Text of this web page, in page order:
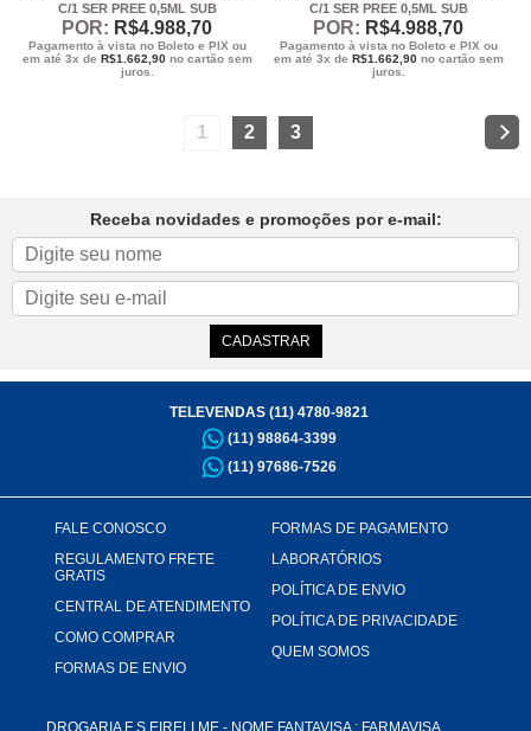
C/1 SER PREE 0,5ML SUB
POR: R$4.988,70
Pagamento à vista no Boleto e PIX ou
em até 3x de R$1.662,90no cartão sem
juros.
C/1 SER PREE 0,5ML SUB
POR: R$4.988,70
Pagamento à vista no Boleto e PIX ou
em até 3x de R$1.662,90no cartão sem
juros.
1 2 3
Receba novidades e promoções por e-mail:
TELEVENDAS (11) 4780-9821
(11) 98864-3399
(11) 97686-7526
FALE CONOSCO
REGULAMENTO FRETE
GRATIS
CENTRAL DE ATENDIMENTO
COMO COMPRAR
FORMAS DE ENVIO
FORMAS DE PAGAMENTO
LABORATÓRIOS
POLÍTICA DE ENVIO
POLÍTICA DE PRIVACIDADE
QUEM SOMOS
DROGARIA F S EIRELI ME - NOME FANTAVISA : FARMAVISA,